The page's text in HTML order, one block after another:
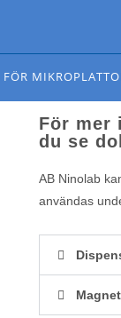
För mer
du se
AB Ninolab
användas